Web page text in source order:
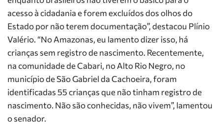
acesso à cidadania e forem excluídos dos olhos do
Estado por não terem documentação”, destacou Plínio
Valério. “No Amazonas, eu lamento dizer isso, há
crianças sem registro de nascimento. Recentemente,
na comunidade de Cabari, no Alto Rio Negro, no
município de São Gabriel da Cachoeira, foram
identificadas 55 crianças que não tinham registro de
nascimento. Não são conhecidas, não vivem”, lamentou
o senador.